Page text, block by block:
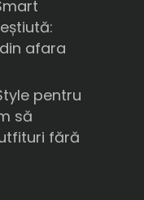
afara
pentru
să
fără